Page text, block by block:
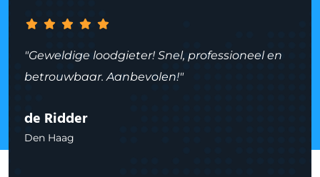
"Geweldige loodgieter! Snel, professioneel en
betrouwbaar. Aanbevolen!"
de Ridder
Den Haag